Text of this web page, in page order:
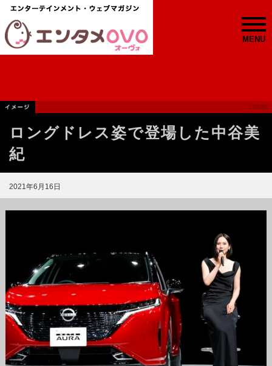
MENU
ロングドレス姿で登場した中谷美
紀
2021年6月16日